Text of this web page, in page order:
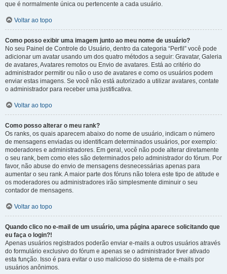
que é normalmente única ou pertencente a cada usuário.
Voltar ao topo
Como posso exibir uma imagem junto ao meu nome de usuário?
No seu Painel de Controle do Usuário, dentro da categoria “Perfil” você pode
adicionar um avatar usando um dos quatro métodos a seguir: Gravatar, Galeria
de avatares, Avatares remotos ou Envio de avatares. Está ao critério do
administrador permitir ou não o uso de avatares e como os usuários podem
enviar estas imagens. Se você não está autorizado a utilizar avatares, contate
o administrador para receber uma justificativa.
Voltar ao topo
Como posso alterar o meu rank?
Os ranks, os quais aparecem abaixo do nome de usuário, indicam o número
de mensagens enviadas ou identificam determinados usuários, por exemplo:
moderadores e administradores. Em geral, você não pode alterar diretamente
o seu rank, bem como eles são determinados pelo administrador do fórum. Por
favor, não abuse do envio de mensagens desnecessárias apenas para
aumentar o seu rank. A maior parte dos fóruns não tolera este tipo de atitude e
os moderadores ou administradores irão simplesmente diminuir o seu
contador de mensagens.
Voltar ao topo
Quando clico no e-mail de um usuário, uma página aparece solicitando que
eu faça o login?!
Apenas usuários registrados poderão enviar e-mails a outros usuários através
do formulário exclusivo do fórum e apenas se o administrador tiver ativado
esta função. Isso é para evitar o uso malicioso do sistema de e-mails por
usuários anônimos.